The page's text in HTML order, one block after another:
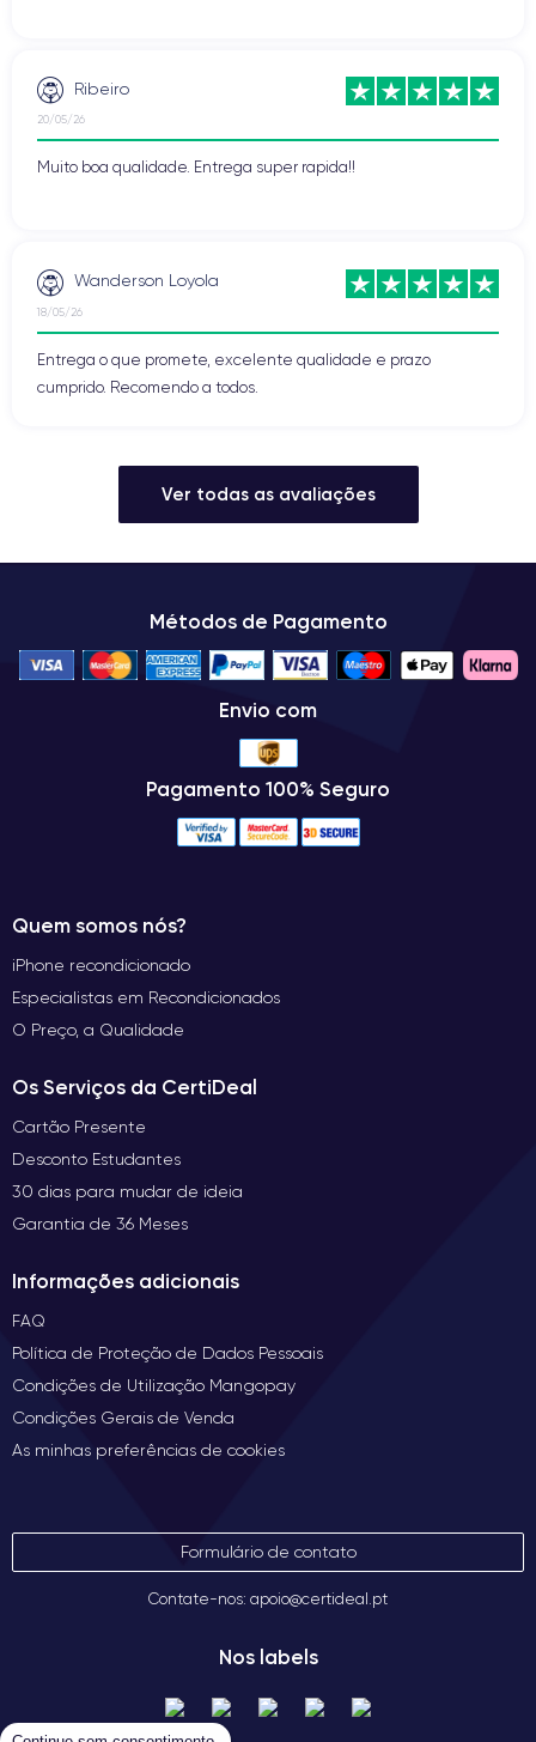
Ribeiro
20/05/26
Muito boa qualidade. Entrega super rapida!!
Wanderson Loyola
18/05/26
Entrega o que promete, excelente qualidade e prazo
cumprido. Recomendo a todos.
Ver todas as avaliações
Métodos de Pagamento
Envio com
Pagamento 100% Seguro
Quem somos nós?
iPhone recondicionado
Especialistas em Recondicionados
O Preço, a Qualidade
Os Serviços da CertiDeal
Cartão Presente
Desconto Estudantes
30 dias para mudar de ideia
Garantia de 36 Meses
Informações adicionais
FAQ
Política de Proteção de Dados Pessoais
Condições de Utilização Mangopay
Condições Gerais de Venda
As minhas preferências de cookies
Formulário de contato
Contate-nos: apoio@certideal.pt
Nos labels